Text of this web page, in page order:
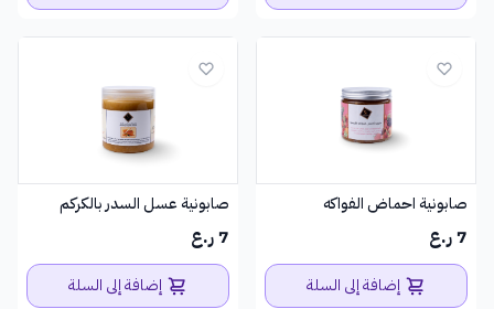
صابونية احماض الفواكه
7 ر.ع
إضافة إلى السلة
صابونية عسل السدر بالكركم
7 ر.ع
إضافة إلى السلة